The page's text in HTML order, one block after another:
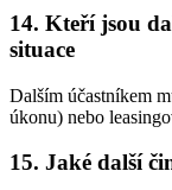
14. Kteří jsou
situace
Dalším účastníkem
úkonu) nebo
15. Jaké další